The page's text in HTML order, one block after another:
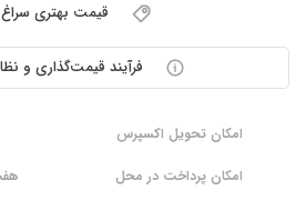
قیمت بهتری سراغ
فرآیند قیمت‌گذاری و
امکان تحویل اکسپرس
امکان پرداخت در محل